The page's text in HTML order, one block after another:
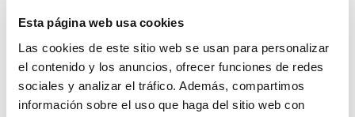
Esta página web usa cookies
Las cookies de este sitio web se usan para personalizar
el contenido y los anuncios, ofrecer funciones de redes
sociales y analizar el tráfico. Además, compartimos
información sobre el uso que haga del sitio web con